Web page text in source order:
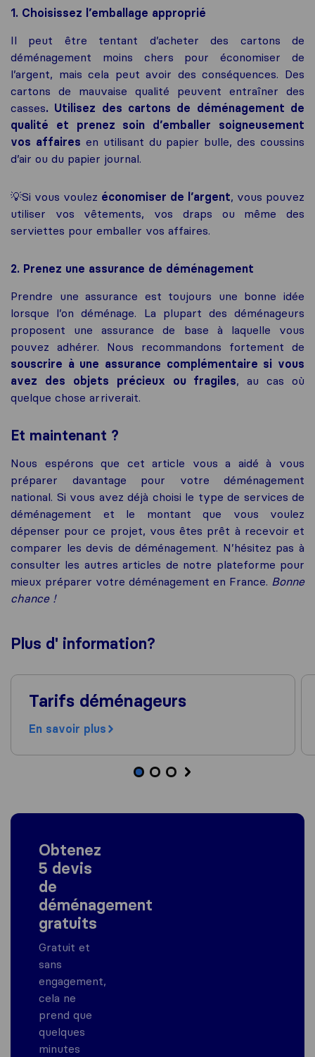
1. Choisissez l’emballage approprié
Il peut être tentant d’acheter des cartons de
déménagement moins chers pour économiser de
l’argent, mais cela peut avoir des conséquences. Des
cartons de mauvaise qualité peuvent entraîner des
casses. Utilisez des cartons de déménagement de
qualité et prenez soin d’emballer soigneusement
vos affaires en utilisant du papier bulle, des coussins
d’air ou du papier journal.
💡Si vous voulez économiser de l’argent, vous pouvez
utiliser vos vêtements, vos draps ou même des
serviettes pour emballer vos affaires.
2. Prenez une assurance de déménagement
Prendre une assurance est toujours une bonne idée
lorsque l’on déménage. La plupart des déménageurs
proposent une assurance de base à laquelle vous
pouvez adhérer. Nous recommandons fortement de
souscrire à une assurance complémentaire si vous
avez des objets précieux ou fragiles, au cas où
quelque chose arriverait.
Et maintenant ?
Nous espérons que cet article vous a aidé à vous
préparer davantage pour votre déménagement
national. Si vous avez déjà choisi le type de services de
déménagement et le montant que vous voulez
dépenser pour ce projet, vous êtes prêt à recevoir et
comparer les devis de déménagement. N’hésitez pas à
consulter les autres articles de notre plateforme pour
mieux préparer votre déménagement en France. Bonne
chance !
Plus d' information?
Tarifs déménageurs
En savoir plus
Obtenez
5 devis
de
déménagement
gratuits
Gratuit et
sans
engagement,
cela ne
prend que
quelques
minutes